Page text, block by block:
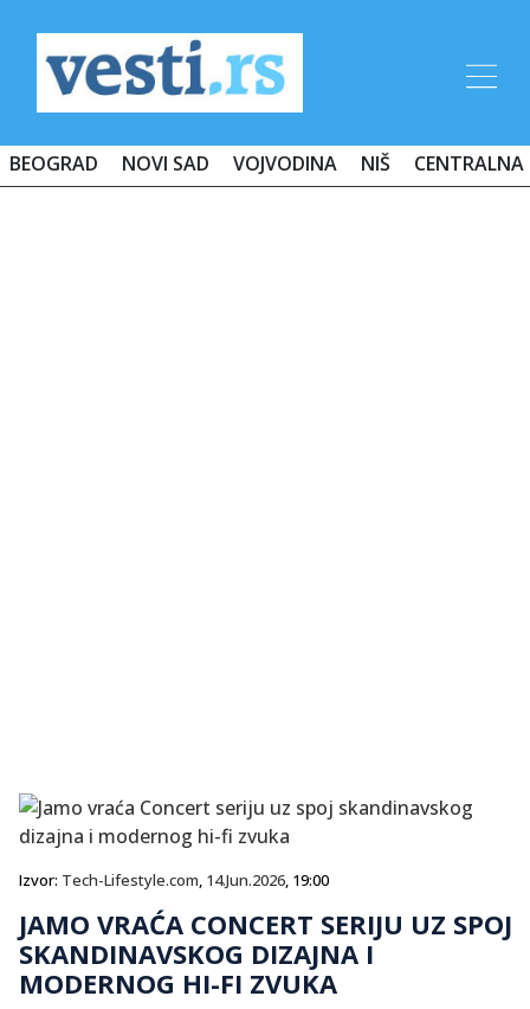
BEOGRAD NOVI SAD VOJVODINA NIŠ CENTRALNA
Izvor: Tech-Lifestyle.com, 14.Jun.2026, 19:00
JAMO VRAĆA CONCERT SERIJU UZ SPOJ
SKANDINAVSKOG DIZAJNA I
MODERNOG HI-FI ZVUKA